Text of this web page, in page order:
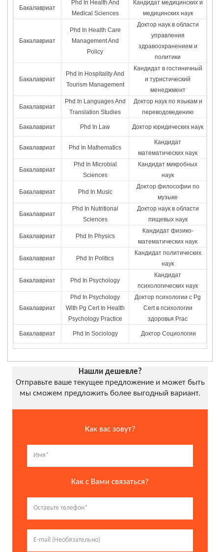
Бакалавриат
Phd In Health And
Medical Sciences
Кандидат медицинских и
медицинских наук
Бакалавриат
Phd In Health Care
Management And
Policy
Доктор наук в области
управления
здравоохранением и
политики
Бакалавриат
Phd In Hospitality And
Tourism Management
Кандидат в гостиничный
и туристический
менеджмент
Бакалавриат
Phd In Languages And
Translation Studies
Доктор наук по языкам и
переводоведению
Бакалавриат Phd In Law Доктор юридических наук
Бакалавриат Phd In Mathematics
Кандидат
математических наук
Бакалавриат
Phd In Microbial
Sciences
Кандидат микробных
наук
Бакалавриат Phd In Music
Доктор философии по
музыке
Бакалавриат
Phd In Nutritional
Sciences
Доктор наук в области
пищевых наук
Бакалавриат Phd In Physics
Кандидат физико-
математических наук
Бакалавриат Phd In Politics
Кандидат политических
наук
Бакалавриат Phd In Psychology
Кандидат
психологических наук
Бакалавриат
Phd In Psychology
With Pg Cert In Health
Psychology Practice
Доктор психологии с Pg
Cert в психологии
здоровья Prac
Бакалавриат Phd In Sociology Доктор Социологии
Нашли дешевле?
Отправьте ваше текущее предложение и может быть
мы сможем предложить более выгодный вариант.
Как вас зовут?
Как с Вами связаться?